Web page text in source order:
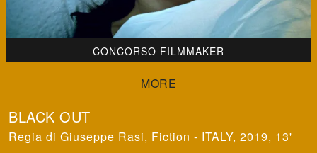
CONCORSO FILMMAKER
BLACK OUT
Giuseppe Rasi, Fiction - ITALY, 2019, 13'